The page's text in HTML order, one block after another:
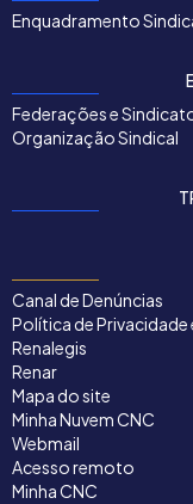
Enquadramento
Federações e
Organização Sindical
Canal de Denúncias
Política de
Renalegis
Renar
Mapa do site
Minha Nuvem CNC
Webmail
Acesso remoto
Minha CNC